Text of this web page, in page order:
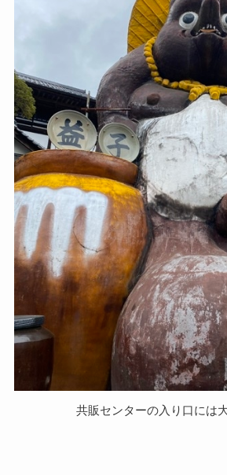
共販センターの入り口には大